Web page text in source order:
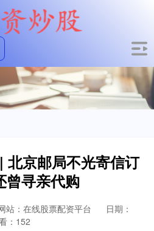
北京邮局不光寄信订
曾寻亲代购
站：在线股票配资平台
日期：
：152